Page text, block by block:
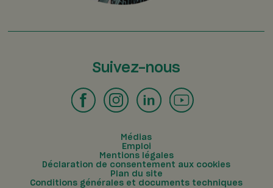
Suivez-nous
Médias
Emploi
Mentions légales
Déclaration de consentement aux cookies
Plan du site
Conditions générales et documents techniques